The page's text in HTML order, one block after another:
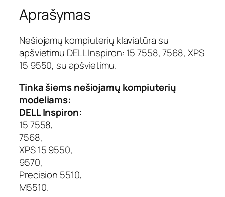
i
k
i
s
:
a
v
i
a
t
ū
r
a
D
Aprašymas
Nešiojamų kompiuterių klaviatūra su
apšvietimu DELL Inspiron: 15 7558, 7568, XPS
15 9550, su apšvietimu.
Tinka šiems nešiojamų kompiuterių
modeliams:
DELL Inspiron:
15 7558,
7568,
XPS 15 9550,
9570,
Precision 5510,
M5510.